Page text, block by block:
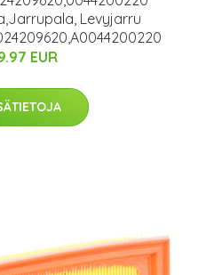
Levyjarru
EUR